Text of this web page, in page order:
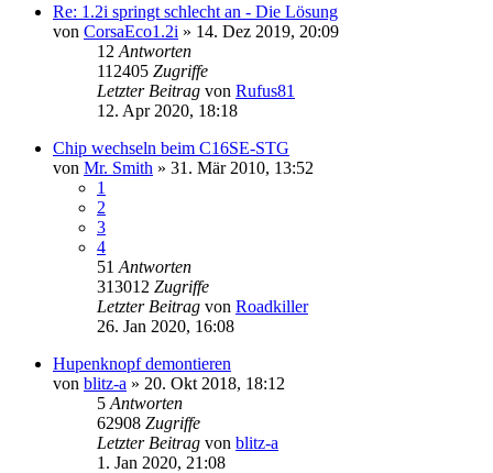
Re: 1.2i springt schlecht an - Die Lösung
von CorsaEco1.2i » 14. Dez 2019, 20:09
12 Antworten
112405 Zugriffe
Letzter Beitrag von Rufus81
12. Apr 2020, 18:18
Chip wechseln beim C16SE-STG
von Mr. Smith » 31. Mär 2010, 13:52
1
2
3
4
51 Antworten
313012 Zugriffe
Letzter Beitrag von Roadkiller
26. Jan 2020, 16:08
Hupenknopf demontieren
von blitz-a » 20. Okt 2018, 18:12
5 Antworten
62908 Zugriffe
Letzter Beitrag von blitz-a
1. Jan 2020, 21:08